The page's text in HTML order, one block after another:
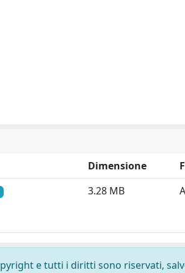
Dimensione
3.28 MB
e tutti i diritti sono riservati,